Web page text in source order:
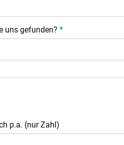
uns gefunden? *
p.a. (nur Zahl)